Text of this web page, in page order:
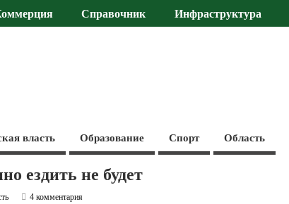
Справочник Инфраструктура
власть Образование Спорт Область
ездить не будет
4 комментария